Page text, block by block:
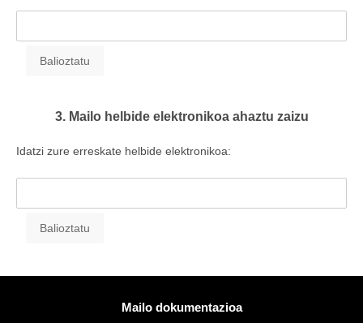
3. Mailo helbide elektronikoa ahaztu zaizu
Idatzi zure erreskate helbide elektronikoa:
Informazio gehiagoMailo dokumentazioa